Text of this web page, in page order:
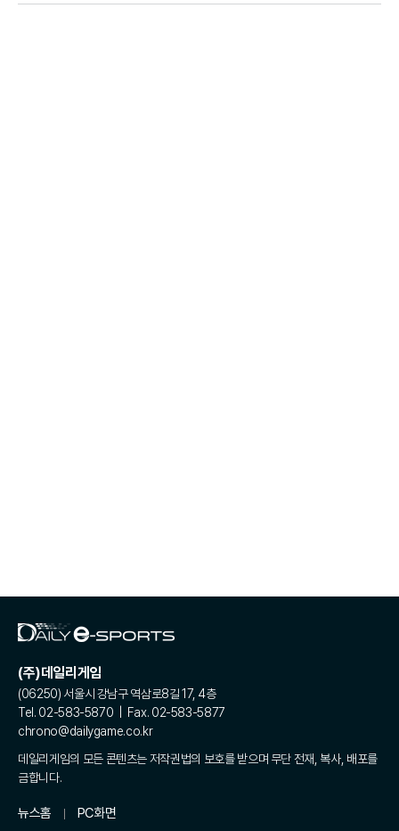
(주)데일리게임
(06250) 서울시 강남구 역삼로8길 17, 4층
Tel. 02-583-5870 | Fax. 02-583-5877
chrono@dailygame.co.kr
데일리게임의 모든 콘텐츠는 저작권법의 보호를 받으며 무단 전재, 복사, 배포를
금합니다.
뉴스홈 PC화면